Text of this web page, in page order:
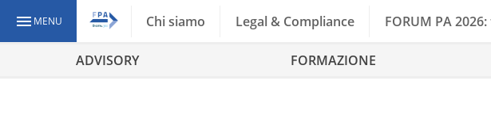
MENU Chi siamo Legal & Compliance FORUM PA
ADVISORY FORMAZIONE